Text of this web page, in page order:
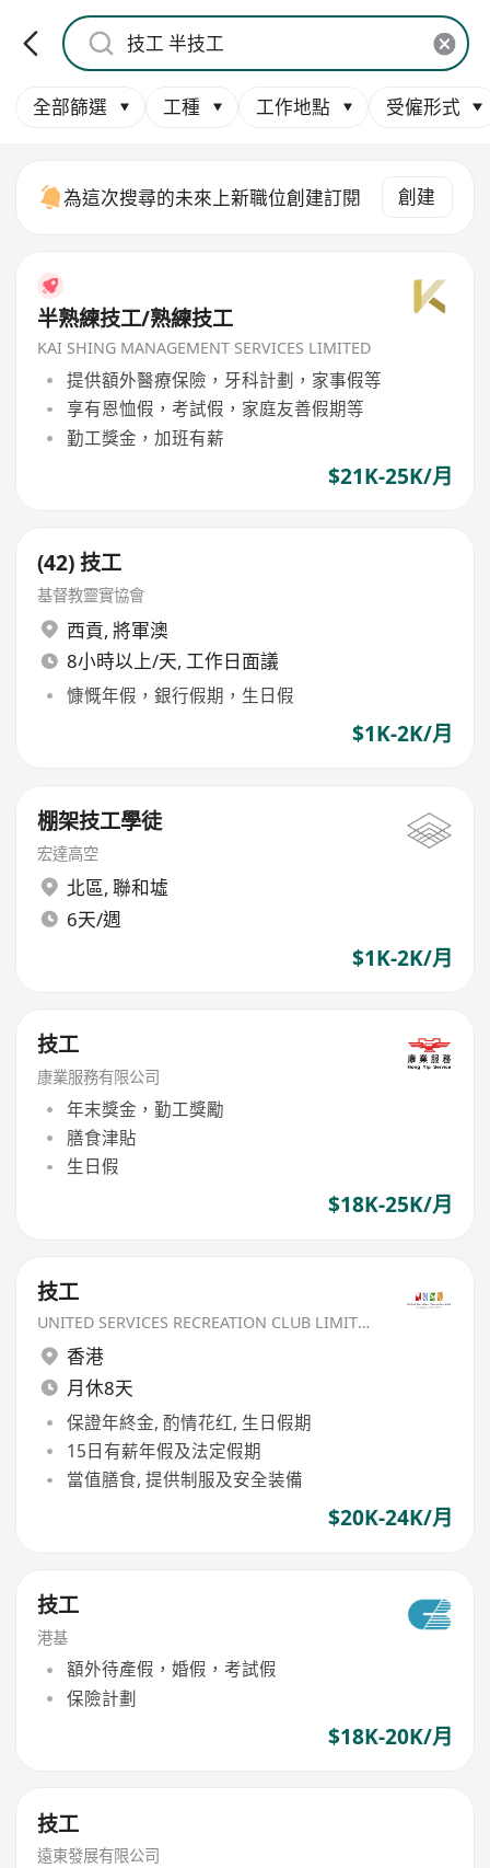
全部篩選 工種 工作地點 受僱形式
為這次搜尋的未來上新職位創建訂閱 創建
半熟練技工/熟練技工
KAI SHING MANAGEMENT SERVICES LIMITED
提供額外醫療保險，牙科計劃，家事假等
享有恩恤假，考試假，家庭友善假期等
勤工獎金，加班有薪
$21K-25K/月
(42) 技工
基督教靈實協會
西貢, 將軍澳
8小時以上/天, 工作日面議
慷慨年假，銀行假期，生日假
$1K-2K/月
棚架技工學徒
宏達高空
北區, 聯和墟
6天/週
$1K-2K/月
技工
康業服務有限公司
年末獎金，勤工獎勵
膳食津貼
生日假
$18K-25K/月
技工
UNITED SERVICES RECREATION CLUB LIMITED
香港
月休8天
保證年終金, 酌情花红, 生日假期
15日有薪年假及法定假期
當值膳食, 提供制服及安全装備
$20K-24K/月
技工
港基
額外待產假，婚假，考試假
保險計劃
$18K-20K/月
技工
遠東發展有限公司